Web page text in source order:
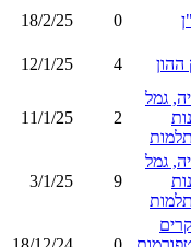
0
18/2/25
ההון 4
12/1/25
גמל
2
11/1/25
גמל
9
3/1/25